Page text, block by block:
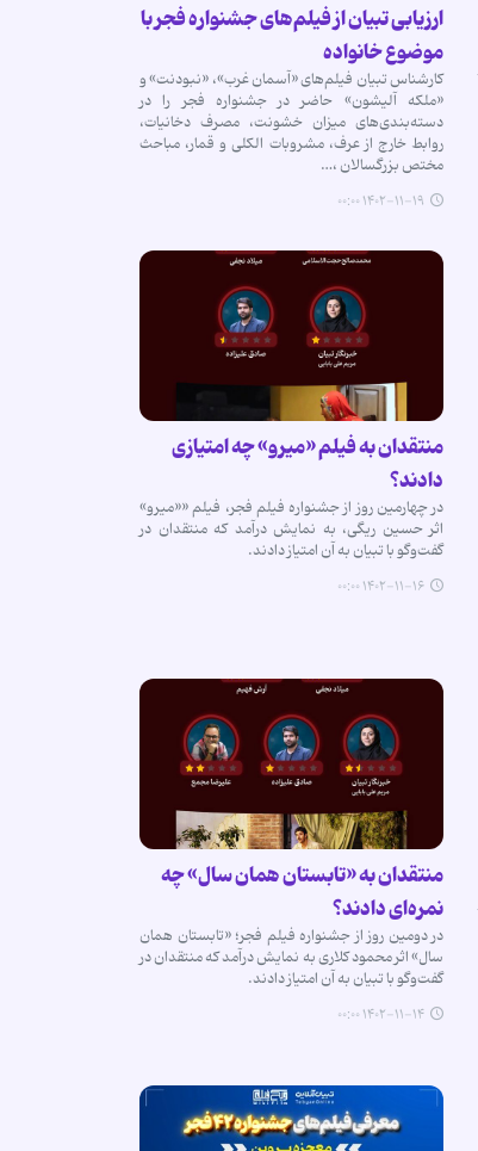
ارزیابی تبیان از فیلم‌های جشنواره فجر با
موضوع خانواده
کارشناس تبیان فیلم‌های «آسمان غرب»، «نبودنت» و
«ملکه آلیشون» حاضر در جشنواره فجر را در
دسته‌بندی‌های میزان خشونت، مصرف دخانیات،
روابط خارج از عرف، مشروبات الکلی و قمار، مباحث
مختص بزرگسالان ،…
۱۴۰۲-۱۱-۱۹ ۰۰:۰۰
منتقدان به فیلم‌ «میرو» چه امتیازی
دادند؟
در چهارمین روز از جشنواره فیلم فجر، فیلم ««میرو»
اثر حسین ریگی، به نمایش درآمد که منتقدان در
گفت‌وگو با تبیان به آن‌ امتیاز دادند.
۱۴۰۲-۱۱-۱۶ ۰۰:۰۰
منتقدان به «تابستان همان سال» چه
نمره‌ای دادند؟
در دومین روز از جشنواره فیلم فجر؛ «تابستان همان
سال» اثر محمود کلاری به نمایش درآمد که منتقدان در
گفت‌وگو با تبیان به آن‌ امتیاز دادند.
۱۴۰۲-۱۱-۱۴ ۰۰:۰۰